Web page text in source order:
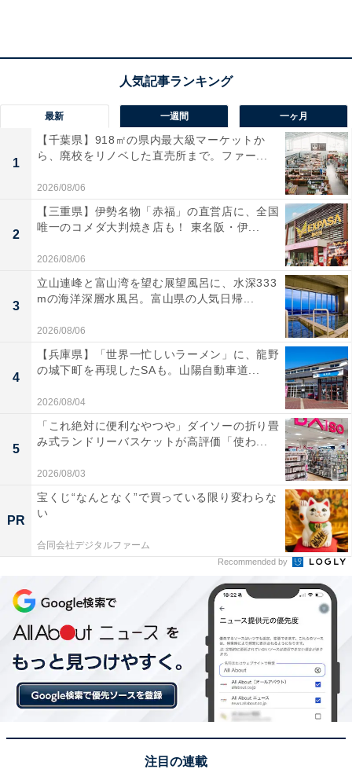
今回、年間で最も人気があるストロベリーブッフェで、
要素を取り入れた“オトナかわいい”デザートブッフェを
実現。エントランスをくぐると、そこはお嬢様が愛する
フォトジェニックなストロベリースイーツが広がるマス
カレードパーティーの世界。ペストリーシェフが細部ま
で丁寧に創りこむストロベリースイーツは、最高にオト
ナかわいく、思わず写真を撮りたくなるような逸品ばか
り。約30種類の華やかなデザートと、ドレスやマスク、
シルクハットなどの装飾が、魅惑的な世界へと誘ってく
れます。
SNSでシェアしたくなる？スイーツのネーミング
にもご注目
最新 一週間 一ヶ月
1
【千葉県】918㎡の県内最大級マーケットか
ら、廃校をリノベした直売所まで。ファー...
2026/08/06
2
【三重県】伊勢名物「赤福」の直営店に、全国
唯一のコメダ大判焼き店も！ 東名阪・伊...
2026/08/06
3
立山連峰と富山湾を望む展望風呂に、水深333
mの海洋深層水風呂。富山県の人気日帰...
2026/08/06
4
【兵庫県】「世界一忙しいラーメン」に、龍野
の城下町を再現したSAも。山陽自動車道...
2026/08/04
5
「これ絶対に便利なやつや」ダイソーの折り畳
み式ランドリーバスケットが高評価「使わ...
2026/08/03
PR
宝くじ“なんとなく”で買っている限り変わらな
い
合同会社デジタルファーム
Recommended by
注目の連載